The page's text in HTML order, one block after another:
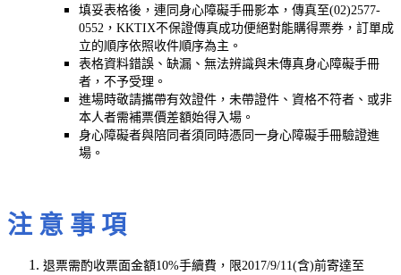
填妥表格後，連同身心障礙手冊影本，傳真至(02)2577-
0552，KKTIX不保證傳真成功便絕對能購得票券，訂單成
立的順序依照收件順序為主。
表格資料錯誤、缺漏、無法辨識與未傳真身心障礙手冊
者，不予受理。
進場時敬請攜帶有效證件，未帶證件、資格不符者、或非
本人者需補票價差額始得入場。
身心障礙者與陪同者須同時憑同一身心障礙手冊驗證進
場。
注 意 事 項
退票需酌收票面金額10%手續費，限2017/9/11(含)前寄達至